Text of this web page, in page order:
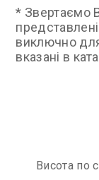
* Звертаємо
виключно для
вказані в
Висота по